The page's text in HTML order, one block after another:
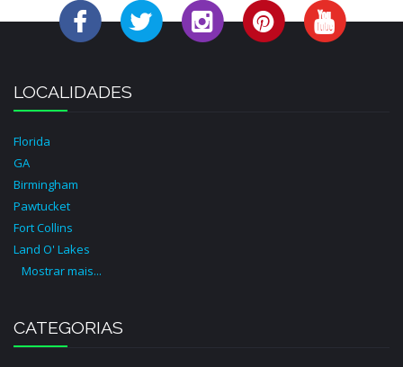
LOCALIDADES
Florida
GA
Birmingham
Pawtucket
Fort Collins
Land O' Lakes
Mostrar mais...
CATEGORIAS